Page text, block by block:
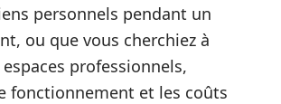
personnels pendant un
ou que vous cherchiez à
professionnels,
fonctionnement et les coûts